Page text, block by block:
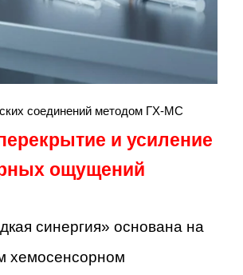
соединений методом ГХ-МС
и усиление
ощущений
синергия» основана на
хемосенсорном